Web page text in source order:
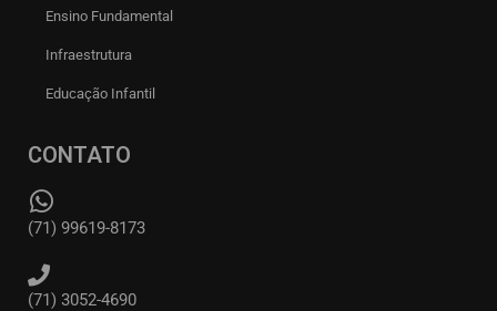
Ensino Fundamental
Infraestrutura
Educação Infantil
CONTATO
(71) 99619-8173
(71) 3052-4690